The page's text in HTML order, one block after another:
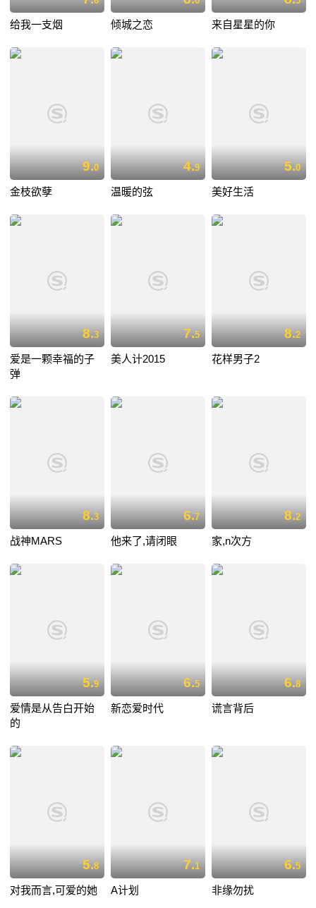
给我一支烟 倾城之恋 来自星星的你
9.0
金枝欲孽
4.9
温暖的弦
5.0
美好生活
8.3
爱是一颗幸福的子
弹
7.5
美人计2015
8.2
花样男子2
8.3
战神MARS
6.7
他来了,请闭眼
8.2
家,n次方
5.9
爱情是从告白开始
的
6.5
新恋爱时代
6.8
谎言背后
5.8
对我而言,可爱的她
7.1
A计划
6.5
非缘勿扰